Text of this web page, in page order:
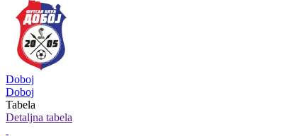
Doboj
Doboj
Tabela
Detaljna tabela